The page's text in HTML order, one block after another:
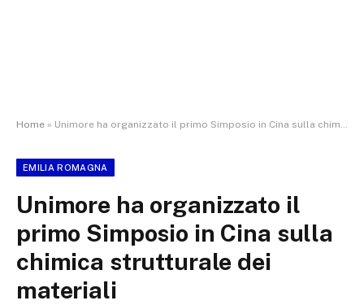
Home » Unimore ha organizzato il primo Simposio in Cina sulla chimica strutturale dei materiali
EMILIA ROMAGNA
Unimore ha organizzato il
primo Simposio in Cina sulla
chimica strutturale dei
materiali